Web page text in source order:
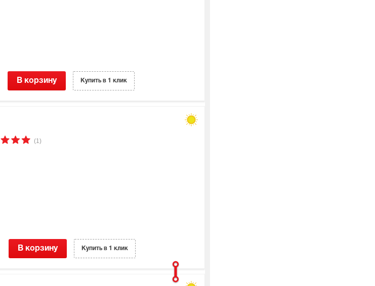
В корзину Купить в 1 клик
(1)
В корзину Купить в 1 клик